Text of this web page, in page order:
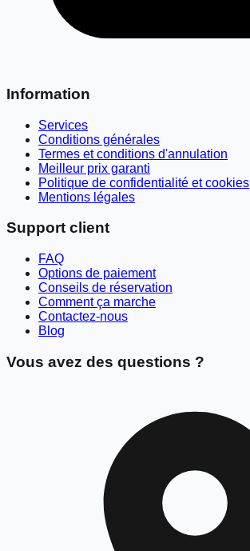
Information
Services
Conditions générales
Termes et conditions d'annulation
Meilleur prix garanti
Politique de confidentialité et cookies
Mentions légales
Support client
FAQ
Options de paiement
Conseils de réservation
Comment ça marche
Contactez-nous
Blog
Vous avez des questions ?